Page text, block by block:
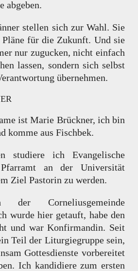
abgeben.
stellen sich zur Wahl. Sie
Pläne für die Zukunft. Und sie
nur zugucken, nicht einfach
lassen, sondern sich selbst
übernehmen.
ist Marie Brückner, ich bin
komme aus Fischbek.
studiere ich Evangelische
an der Universität
Ziel Pastorin zu werden.
Corneliusgemeinde
wurde hier getauft, habe den
und war Konfirmandin. Seit
Teil der Liturgiegruppe sein,
Gottesdienste vorbereitet
Ich kandidiere zum ersten